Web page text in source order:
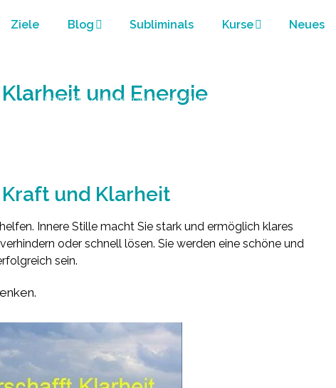
Ziele Blog Subliminals Kurse Neues
und Energie
Home / Blog / verändern sie ihr leben / Innere Stille schafft Klarheit und Energie
und Klarheit
Innere Stille macht Sie stark und ermöglich klares
oder schnell lösen. Sie werden eine schöne und
sein.